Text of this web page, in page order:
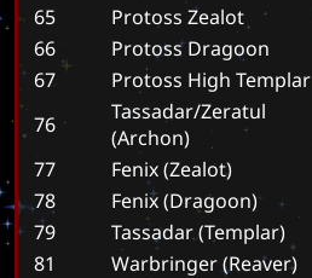
65
Protoss Zealot
66
Protoss Dragoon
67
Protoss High Templar
76
Tassadar/Zeratul
(Archon)
77
Fenix (Zealot)
78
Fenix (Dragoon)
79
Tassadar (Templar)
81
Warbringer (Reaver)